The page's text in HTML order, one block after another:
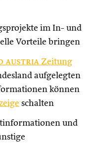
im In- und
Vorteile bringen
austria Zeitung
aufgelegten
können
schalten
und